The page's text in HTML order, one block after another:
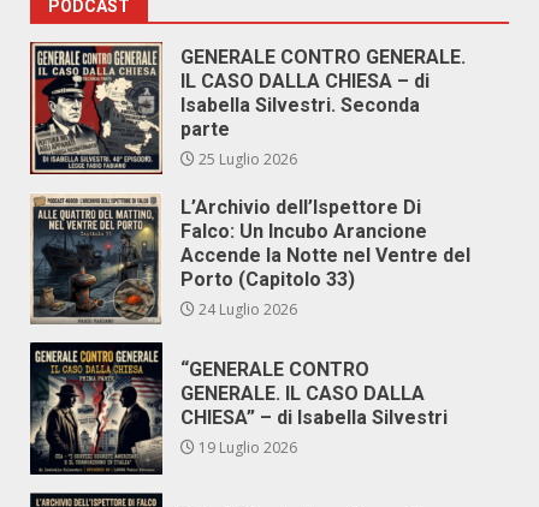
PODCAST
GENERALE CONTRO GENERALE.
IL CASO DALLA CHIESA – di
Isabella Silvestri. Seconda
parte
25 Luglio 2026
L’Archivio dell’Ispettore Di
Falco: Un Incubo Arancione
Accende la Notte nel Ventre del
Porto (Capitolo 33)
24 Luglio 2026
“GENERALE CONTRO
GENERALE. IL CASO DALLA
CHIESA” – di Isabella Silvestri
19 Luglio 2026